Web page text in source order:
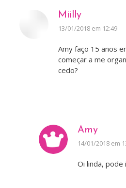
Miilly
disse:
13/01/2018 em 12:49
Amy faço 15 anos
começar a me
cedo?
Amy
disse:
14/01/2018 em
Oi linda, pode